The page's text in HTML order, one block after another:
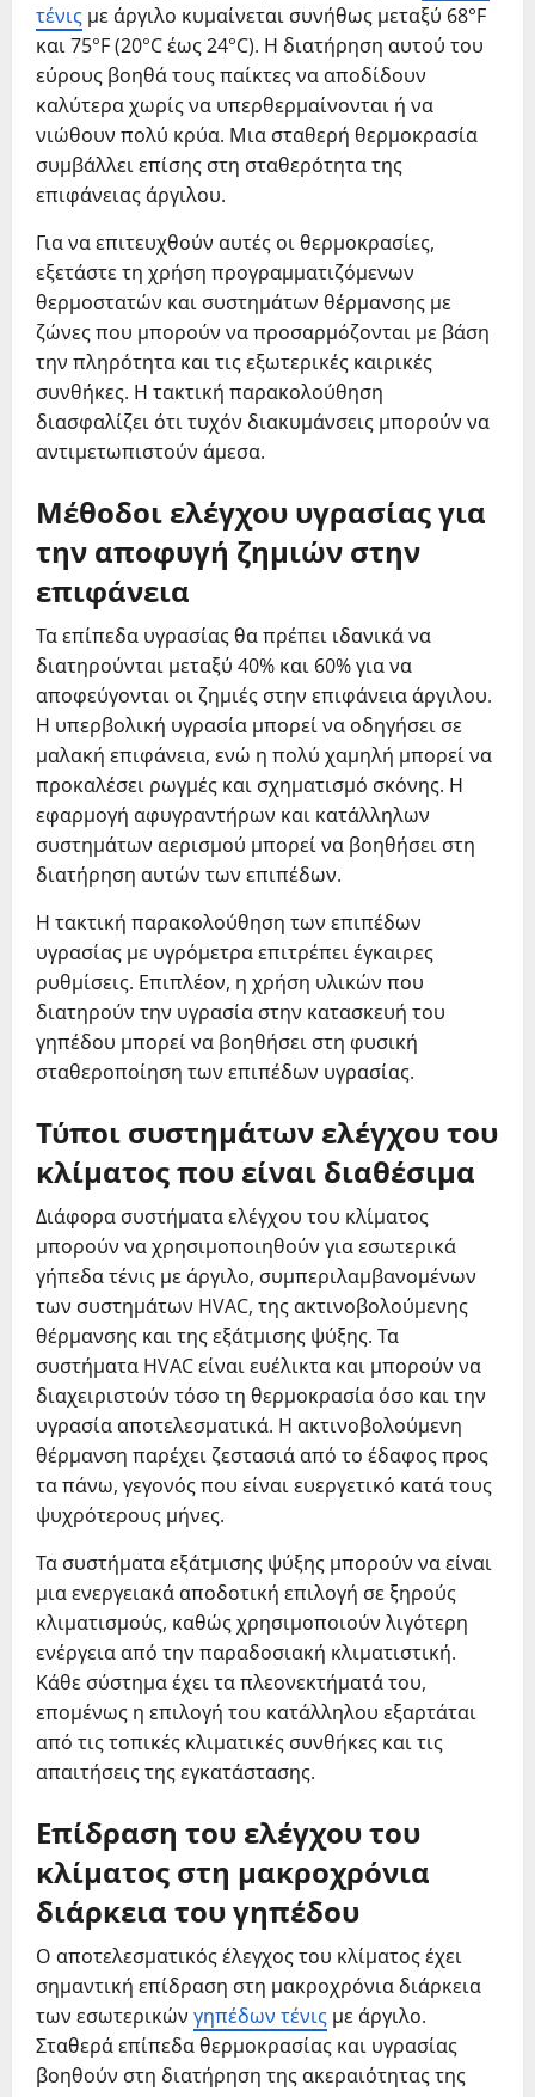
τένις με άργιλο κυμαίνεται συνήθως μεταξύ 68°F
και 75°F (20°C έως 24°C). Η διατήρηση αυτού του
εύρους βοηθά τους παίκτες να αποδίδουν
καλύτερα χωρίς να υπερθερμαίνονται ή να
νιώθουν πολύ κρύα. Μια σταθερή θερμοκρασία
συμβάλλει επίσης στη σταθερότητα της
επιφάνειας άργιλου.
Για να επιτευχθούν αυτές οι θερμοκρασίες,
εξετάστε τη χρήση προγραμματιζόμενων
θερμοστατών και συστημάτων θέρμανσης με
ζώνες που μπορούν να προσαρμόζονται με βάση
την πληρότητα και τις εξωτερικές καιρικές
συνθήκες. Η τακτική παρακολούθηση
διασφαλίζει ότι τυχόν διακυμάνσεις μπορούν να
αντιμετωπιστούν άμεσα.
Μέθοδοι ελέγχου υγρασίας για
την αποφυγή ζημιών στην
επιφάνεια
Τα επίπεδα υγρασίας θα πρέπει ιδανικά να
διατηρούνται μεταξύ 40% και 60% για να
αποφεύγονται οι ζημιές στην επιφάνεια άργιλου.
Η υπερβολική υγρασία μπορεί να οδηγήσει σε
μαλακή επιφάνεια, ενώ η πολύ χαμηλή μπορεί να
προκαλέσει ρωγμές και σχηματισμό σκόνης. Η
εφαρμογή αφυγραντήρων και κατάλληλων
συστημάτων αερισμού μπορεί να βοηθήσει στη
διατήρηση αυτών των επιπέδων.
Η τακτική παρακολούθηση των επιπέδων
υγρασίας με υγρόμετρα επιτρέπει έγκαιρες
ρυθμίσεις. Επιπλέον, η χρήση υλικών που
διατηρούν την υγρασία στην κατασκευή του
γηπέδου μπορεί να βοηθήσει στη φυσική
σταθεροποίηση των επιπέδων υγρασίας.
Τύποι συστημάτων ελέγχου του
κλίματος που είναι διαθέσιμα
Διάφορα συστήματα ελέγχου του κλίματος
μπορούν να χρησιμοποιηθούν για εσωτερικά
γήπεδα τένις με άργιλο, συμπεριλαμβανομένων
των συστημάτων HVAC, της ακτινοβολούμενης
θέρμανσης και της εξάτμισης ψύξης. Τα
συστήματα HVAC είναι ευέλικτα και μπορούν να
διαχειριστούν τόσο τη θερμοκρασία όσο και την
υγρασία αποτελεσματικά. Η ακτινοβολούμενη
θέρμανση παρέχει ζεστασιά από το έδαφος προς
τα πάνω, γεγονός που είναι ευεργετικό κατά τους
ψυχρότερους μήνες.
Τα συστήματα εξάτμισης ψύξης μπορούν να είναι
μια ενεργειακά αποδοτική επιλογή σε ξηρούς
κλιματισμούς, καθώς χρησιμοποιούν λιγότερη
ενέργεια από την παραδοσιακή κλιματιστική.
Κάθε σύστημα έχει τα πλεονεκτήματά του,
επομένως η επιλογή του κατάλληλου εξαρτάται
από τις τοπικές κλιματικές συνθήκες και τις
απαιτήσεις της εγκατάστασης.
Επίδραση του ελέγχου του
κλίματος στη μακροχρόνια
διάρκεια του γηπέδου
Ο αποτελεσματικός έλεγχος του κλίματος έχει
σημαντική επίδραση στη μακροχρόνια διάρκεια
των εσωτερικών γηπέδων τένις με άργιλο.
Σταθερά επίπεδα θερμοκρασίας και υγρασίας
βοηθούν στη διατήρηση της ακεραιότητας της